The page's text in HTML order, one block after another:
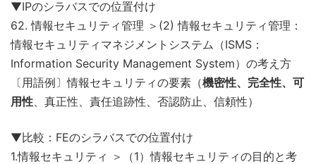
▼IPのシラバスでの位置付け
62. 情報セキュリティ管理 ＞(2) 情報セキュリティ管理：
情報セキュリティマネジメントシステム（ISMS：
Information Security Management System）の考え方
〔用語例〕情報セキュリティの要素（機密性、完全性、可
用性 、真正性、責任追跡性、否認防止、信頼性）
▼比較：FEのシラバスでの位置付け
1.情報セキュリティ ＞（1）情報セキュリティの目的と考